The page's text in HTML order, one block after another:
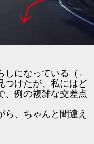
しになっている（←
つけたが、私にはど
、例の複雑な交差点
、ちゃんと間違え